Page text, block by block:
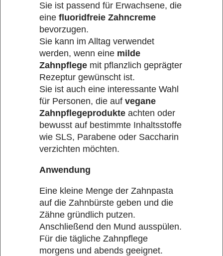
Sie ist passend für Erwachsene, die
eine fluoridfreie Zahncreme
bevorzugen.
Sie kann im Alltag verwendet
werden, wenn eine milde
Zahnpflege mit pflanzlich geprägter
Rezeptur gewünscht ist.
Sie ist auch eine interessante Wahl
für Personen, die auf vegane
Zahnpflegeprodukte achten oder
bewusst auf bestimmte Inhaltsstoffe
wie SLS, Parabene oder Saccharin
verzichten möchten.
Anwendung
Eine kleine Menge der Zahnpasta
auf die Zahnbürste geben und die
Zähne gründlich putzen.
Anschließend den Mund ausspülen.
Für die tägliche Zahnpflege
morgens und abends geeignet.